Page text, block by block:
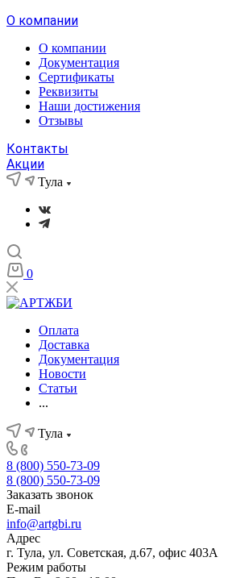
О компании
О компании
Документация
Сертификаты
Реквизиты
Наши достижения
Отзывы
Контакты
Акции
Тула
0
Оплата
Доставка
Документация
Новости
Статьи
...
Тула
8 (800) 550-73-09
8 (800) 550-73-09
Заказать звонок
E-mail
info@artgbi.ru
Адрес
г. Тула, ул. Советская, д.67, офис 403А
Режим работы